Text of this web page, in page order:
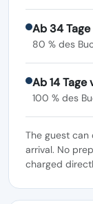
Ab 34
80 % des
Ab 14
100 % des
The guest
arrival. No
charged